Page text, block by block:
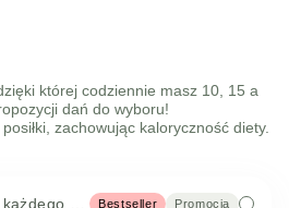
której codziennie masz 10, 15 a
dań do wyboru!
zachowując kaloryczność diety.
każdego dniaBestseller Promocja